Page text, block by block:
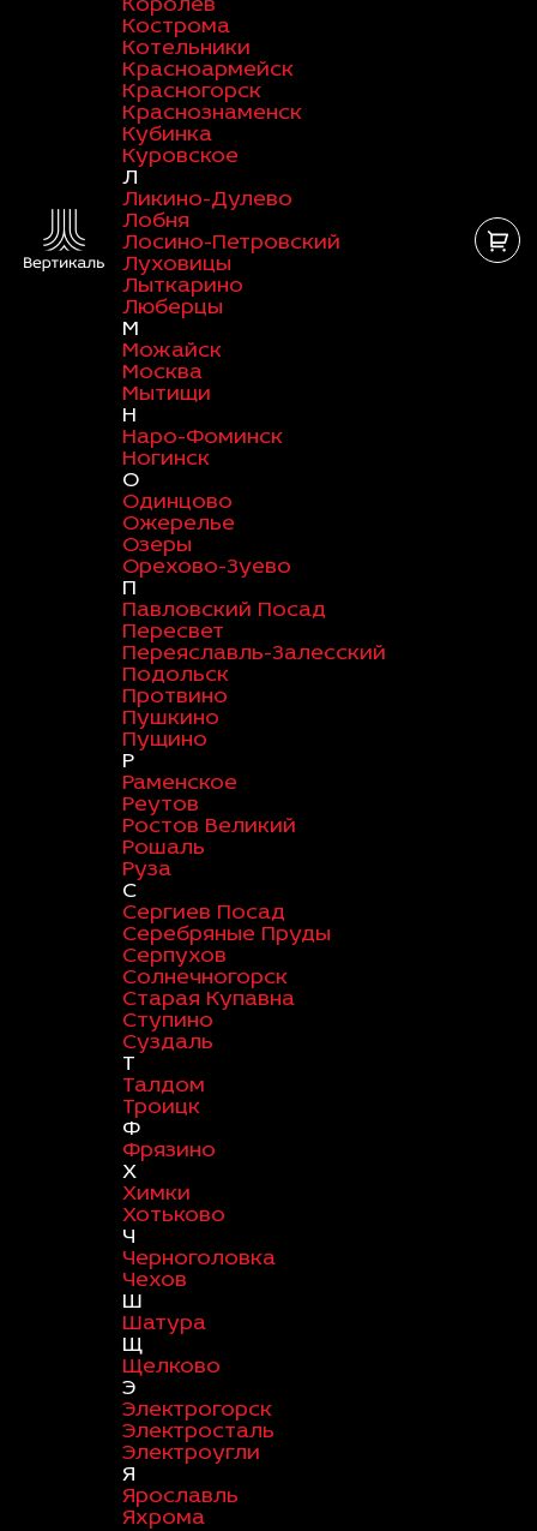
Королев
Кострома
Котельники
Красноармейск
Красногорск
Краснознаменск
Кубинка
Куровское
Л
Ликино-Дулево
Лобня
Лосино-Петровский
Луховицы
Лыткарино
Люберцы
М
Можайск
Москва
Мытищи
Н
Наро-Фоминск
Ногинск
О
Одинцово
Ожерелье
Озеры
Орехово-Зуево
П
Павловский Посад
Пересвет
Переяславль-Залесский
Подольск
Протвино
Пушкино
Пущино
Р
Раменское
Реутов
Ростов Великий
Рошаль
Руза
С
Сергиев Посад
Серебряные Пруды
Серпухов
Солнечногорск
Старая Купавна
Ступино
Суздаль
Т
Талдом
Троицк
Ф
Фрязино
Х
Химки
Хотьково
Ч
Черноголовка
Чехов
Ш
Шатура
Щ
Щелково
Э
Электрогорск
Электросталь
Электроугли
Я
Ярославль
Яхрома